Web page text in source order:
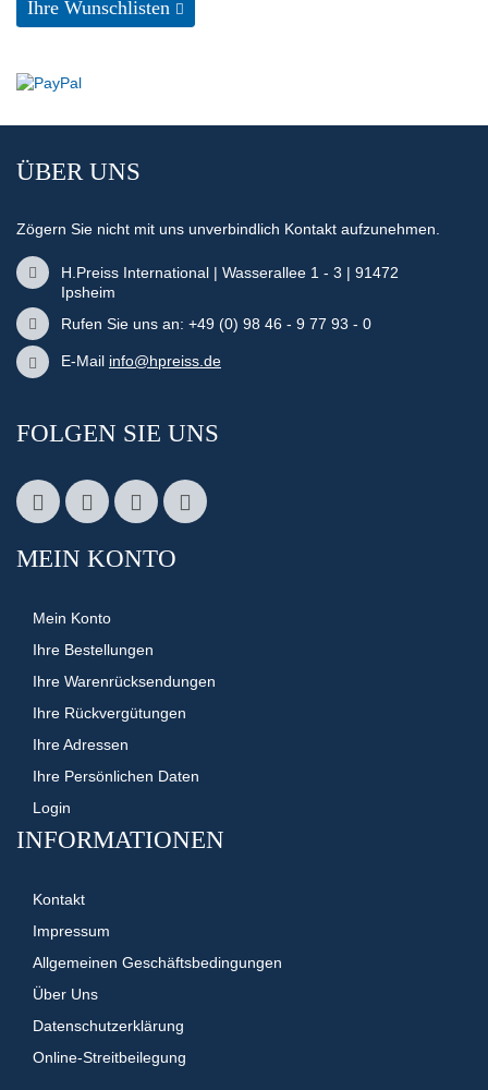
Ihre Wunschlisten
ÜBER UNS
Zögern Sie nicht mit uns unverbindlich Kontakt aufzunehmen.
H.Preiss International | Wasserallee 1 - 3 | 91472
Ipsheim
Rufen Sie uns an: +49 (0) 98 46 - 9 77 93 - 0
E-Mail info@hpreiss.de
FOLGEN SIE UNS
MEIN KONTO
Mein Konto
Ihre Bestellungen
Ihre Warenrücksendungen
Ihre Rückvergütungen
Ihre Adressen
Ihre Persönlichen Daten
Login
INFORMATIONEN
Kontakt
Impressum
Allgemeinen Geschäftsbedingungen
Über Uns
Datenschutzerklärung
Online-Streitbeilegung